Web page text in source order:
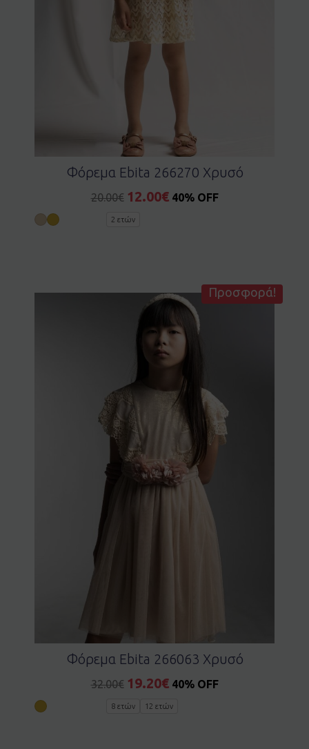
Φόρεμα Ebita 266270 Χρυσό
20.00€ 12.00€ 40% OFF
2 ετών
Προσφορά!
Φόρεμα Ebita 266063 Χρυσό
32.00€ 19.20€ 40% OFF
8 ετών 12 ετών